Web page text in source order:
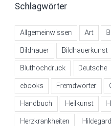
Schlagwörter
Allgemeinwissen Art
Bildhauer Bildhauerkunst
Bluthochdruck Deutsche
ebooks Fremdwörter
Handbuch Heilkunst
Herzkrankheiten Hildegard